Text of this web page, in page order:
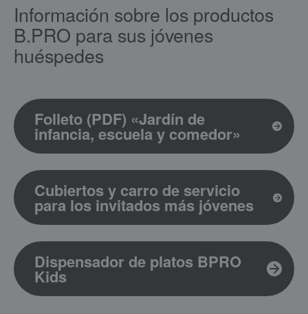
Información sobre los productos
B.PRO para sus jóvenes
huéspedes
Folleto (PDF) «Jardín de
infancia, escuela y comedor»
Cubiertos y carro de servicio
para los invitados más jóvenes
Dispensador de platos BPRO
Kids